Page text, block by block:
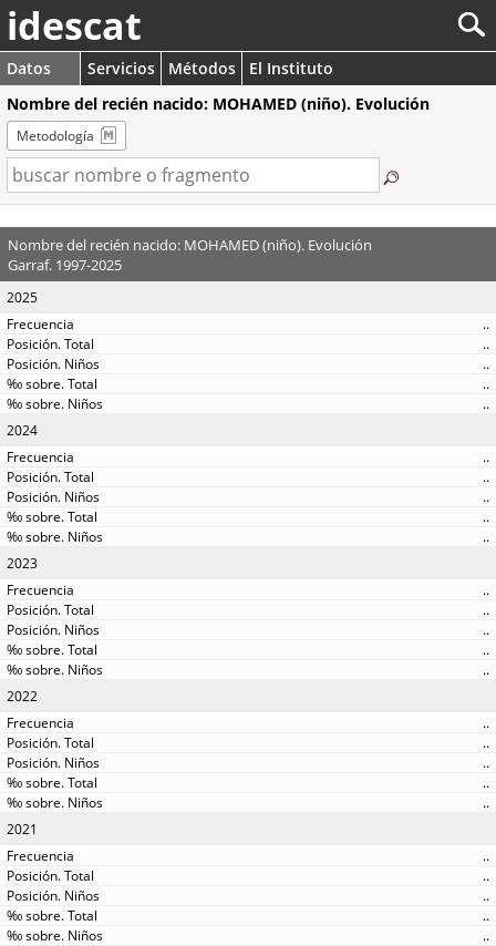
idescat
Datos Servicios Métodos
El Instituto
Nombre del recién nacido: MOHAMED (niño). Evolución
Metodología
Nombre del recién nacido: MOHAMED (niño). Evolución
Garraf. 1997-2025
2025
..
..
..
..
..
2024
..
..
..
..
..
2023
..
..
..
..
..
2022
..
..
..
..
..
2021
..
..
..
..
..